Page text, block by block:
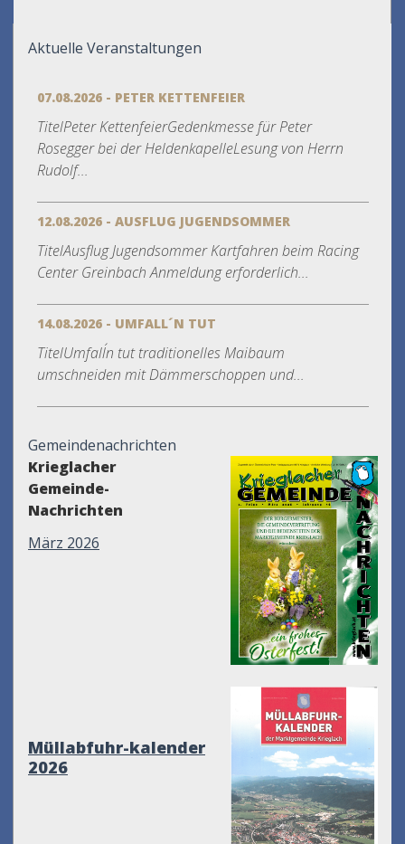
Aktuelle Veranstaltungen
07.08.2026 - PETER KETTENFEIER
TitelPeter KettenfeierGedenkmesse für Peter
Rosegger bei der HeldenkapelleLesung von Herrn
Rudolf...
12.08.2026 - AUSFLUG JUGENDSOMMER
TitelAusflug Jugendsommer Kartfahren beim Racing
Center Greinbach Anmeldung erforderlich...
14.08.2026 - UMFALL´N TUT
TitelUmfall´n tut traditionelles Maibaum
umschneiden mit Dämmerschoppen und...
Gemeindenachrichten
Krieglacher
Gemeinde-
Nachrichten
März 2026
Müllabfuhr-kalender
2026